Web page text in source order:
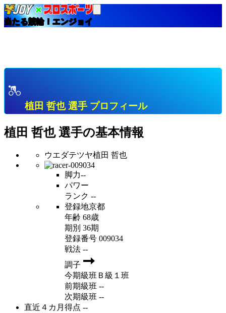
当たる競輪！エンジョイ
植田 哲也 選手 プロフィール
植田 哲也選手の基本情報
ウエダテツヤ植田 哲也
脚力--
パワー
ランク --
登録地京都
年齢 68歳
期別 36期
登録番号 009034
戦法 --
調子
今期級班 Ｂ級１班
前期級班 --
次期級班 --
直近４カ月得点 --